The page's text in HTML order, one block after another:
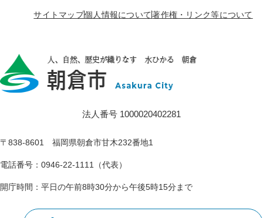
サイトマップ個人情報について著作権・リンク等について
法人番号 1000020402281
〒838-8601 福岡県朝倉市甘木232番地1
電話番号：0946-22-1111（代表）
開庁時間：平日の午前8時30分から午後5時15分まで